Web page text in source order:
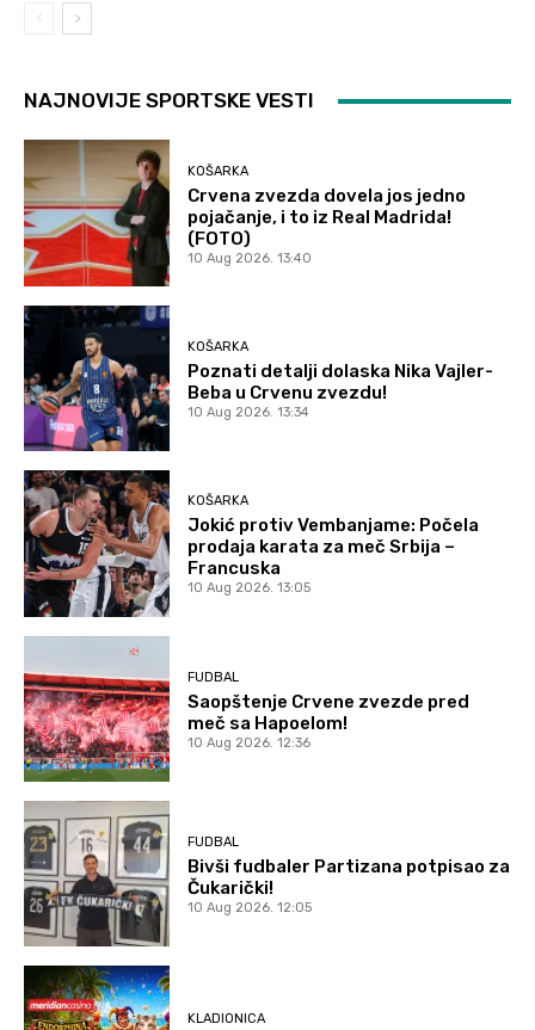
NAJNOVIJE SPORTSKE VESTI
KOŠARKA
Crvena zvezda dovela jos jedno
pojačanje, i to iz Real Madrida!
(FOTO)
10 Aug 2026. 13:40
KOŠARKA
Poznati detalji dolaska Nika Vajler-
Beba u Crvenu zvezdu!
10 Aug 2026. 13:34
KOŠARKA
Jokić protiv Vembanjame: Počela
prodaja karata za meč Srbija –
Francuska
10 Aug 2026. 13:05
FUDBAL
Saopštenje Crvene zvezde pred
meč sa Hapoelom!
10 Aug 2026. 12:36
FUDBAL
Bivši fudbaler Partizana potpisao za
Čukarički!
10 Aug 2026. 12:05
KLADIONICA